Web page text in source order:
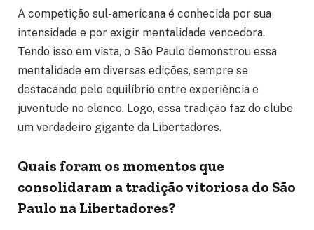
A competição sul-americana é conhecida por sua
intensidade e por exigir mentalidade vencedora.
Tendo isso em vista, o São Paulo demonstrou essa
mentalidade em diversas edições, sempre se
destacando pelo equilíbrio entre experiência e
juventude no elenco. Logo, essa tradição faz do clube
um verdadeiro gigante da Libertadores.
Quais foram os momentos que
consolidaram a tradição vitoriosa do São
Paulo na Libertadores?